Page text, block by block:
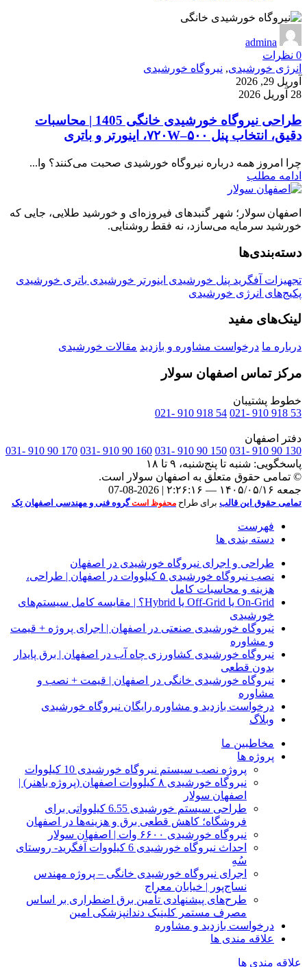
admina
0 نظرات
انرژی خورشیدی, نیروگاه خورشیدی
آوریل 29, 2026
28 آوریل 2026
طراحی نیروگاه خورشیدی خانگی 1405 | محاسبات
دقیق، انتخاب پنل ۵۰۰–۷۲۰W، اینورتر و باتری
چرا امروز همه درباره نیروگاه خورشیدی صحبت می‌کنند؟ وا...
ادامه مطلب
اصفهان سولار؛ شهر گنبدهای فیروزه‌ای و خورشید طلایی، جایی که
خورشید سرمایه می‌سازد، نه فقط روشنایی.
دسته‌بندی‌ها
تجهیزات آفگرید پنل خورشیدی اینورتر خورشیدی باتری خورشیدی
پکیج‌های انرژی خورشیدی
لینک‌های مفید
درباره ما درخواست مشاوره و بازدید مقالات خورشیدی
مرکز تماس اصفهان سولار
خطوط پشتیبان
53 918 910 -021
54 918 910 -021
دفتر اصفهان
130 90 910 -031
150 90 910 -031
160 90 910 -031
170 90 910 -031
پاسخگویی: شنبه تا پنج‌شنبه، ۹ تا ۱۸
© تمامی حقوق متعلق به اصفهان سولار
است.
جمعه ۱۴۰۵/۰۵/۱۶ — ۲:۲۶:۱۶ | 2026-08-07
تمامی حقوق این قالب برای طراح محفوظ استگروه فنی و مهندسی اصفهان تِک
فهرست
دسته بندی ها
طراحی و اجرای نیروگاه خورشیدی در اصفهان
نصب نیروگاه خورشیدی ۵ کیلووات در اصفهان | طراحی،
هزینه و محاسبات کامل
On‑Grid یا Off‑Grid یا Hybrid؟ | مقایسه کامل سیستم‌های
خورشیدی
نیروگاه خورشیدی صنعتی در اصفهان | اجرای پروژه + قیمت
و مشاوره
نیروگاه خورشیدی کشاورزی چاه آب در اصفهان | برق پایدار
بدون قطعی
نیروگاه خورشیدی خانگی در اصفهان | قیمت + نصب و
مشاوره
درخواست بازدید و مشاوره رایگان نیروگاه خورشیدی
وبلاگ
مخاطبین ما
پروژه ها
پروژه نصب سیستم نیروگاه خورشیدی 10 کیلووات
نیروگاه خورشیدی ۸ کیلووات اصفهان (پروژه باهنر) |
اصفهان سولار
طراحی سیستم خورشیدی 6.55 کیلوواتی برای
فروشگاه؛ کاهش قطعی برق و هزینه‌ها در اصفهان
نیروگاه خورشیدی ۶۶۰۰ وات | اصفهان سولار
احداث نیروگاه خورشیدی 6 کیلووات آفگرید- روستای
سُهِ
اجرای نیروگاه خورشیدی خانگی – پروژه مهندس
نساج‌پور | خیابان معراج
طرح‌های پیشنهادی تأمین برق اضطراری بر اساس
مصرف مستمر کلینیک دندانپزشکی امین
درخواست بازدید و مشاوره
علاقه مندی ها
علاقه مندی ها